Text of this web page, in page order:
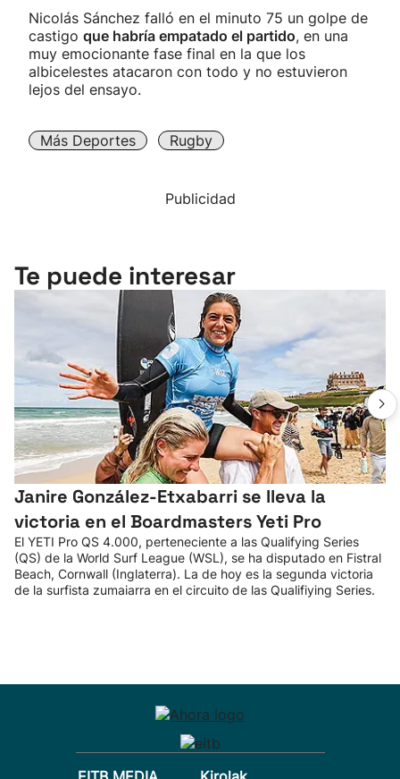
Nicolás Sánchez falló en el minuto 75 un golpe de
castigo que habría empatado el partido, en una
muy emocionante fase final en la que los
albicelestes atacaron con todo y no estuvieron
lejos del ensayo.
Más Deportes Rugby
Publicidad
Te puede interesar
Janire González-Etxabarri se lleva la
victoria en el Boardmasters Yeti Pro
El YETI Pro QS 4.000, perteneciente a las Qualifying Series
(QS) de la World Surf League (WSL), se ha disputado en Fistral
Beach, Cornwall (Inglaterra). La de hoy es la segunda victoria
de la surfista zumaiarra en el circuito de las Qualifiying Series.